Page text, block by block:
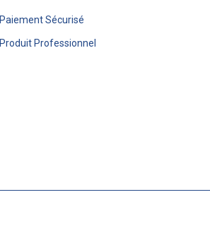
Paiement Sécurisé
Produit Professionnel